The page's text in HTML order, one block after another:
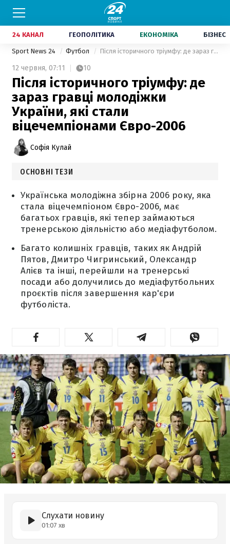
24 КАНАЛ ГЕОПОЛІТИКА ЕКОНОМІКА БІЗНЕС
Sport News 24 Футбол Після історичного тріумфу: де зараз гравці молодіжки України, які стали віцечемпіонами Євро-2006
12 червня, 07:11 10
Після історичного тріумфу: де
зараз гравці молодіжки
України, які стали
віцечемпіонами Євро-2006
Софія Кулай
ОСНОВНІ ТЕЗИ
Українська молодіжна збірна 2006 року, яка
стала віцечемпіоном Євро-2006, має
багатьох гравців, які тепер займаються
тренерською діяльністю або медіафутболом.
Багато колишніх гравців, таких як Андрій
Пятов, Дмитро Чигринський, Олександр
Алієв та інші, перейшли на тренерські
посади або долучились до медіафутбольних
проєктів після завершення кар'єри
футболіста.
Слухати новину
01:07 хв